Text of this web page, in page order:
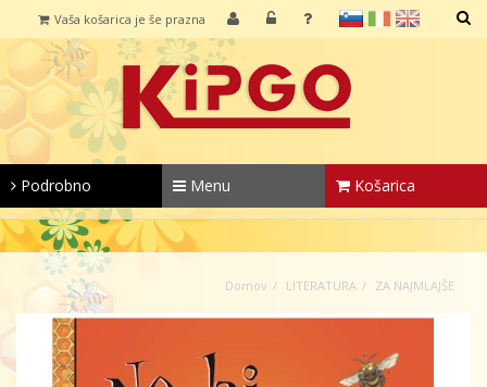
IŠČI
sl it
Vaša košarica je še prazna
Podrobno Menu Košarica
Domov LITERATURA ZA NAJMLAJŠE